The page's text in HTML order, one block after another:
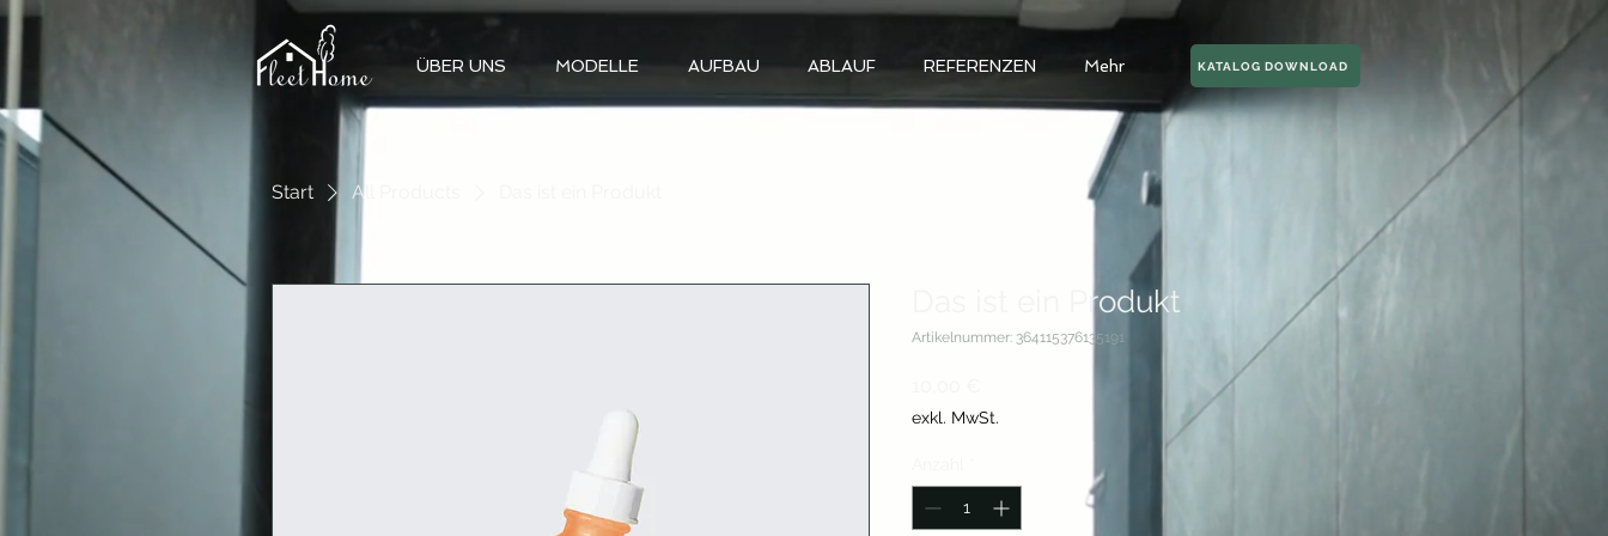
ÜBER UNS MODELLE AUFBAU ABLAUF REFERENZEN Mehr KATALOG DOWNLOAD
Start All Products
Das ist ein Produkt
Artikelnummer: 364115376135191
exkl. MwSt.